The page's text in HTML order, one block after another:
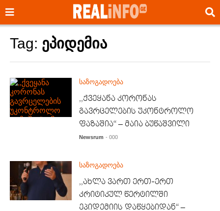
Tag: ეპიდემია
საზოგადოება
,,ქვეყანა კორონას
გავრცელების უკონტროლო
ფაზაშია“ – მაია ბუწაშვილი
Newsrum - 000
საზოგადოება
,,ახლა ვართ ერთ-ერთ
კრიტიკულ წერტილში
ეპიდემიის დაწყებიდან“ –